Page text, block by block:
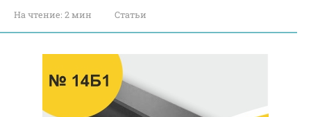
На чтение: 2 мин Статьи